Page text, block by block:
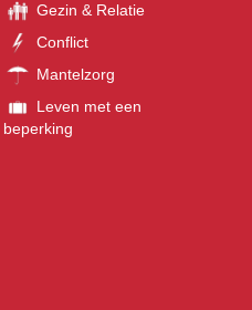
Gezin & Relatie
Conflict
Mantelzorg
Leven met een
beperking